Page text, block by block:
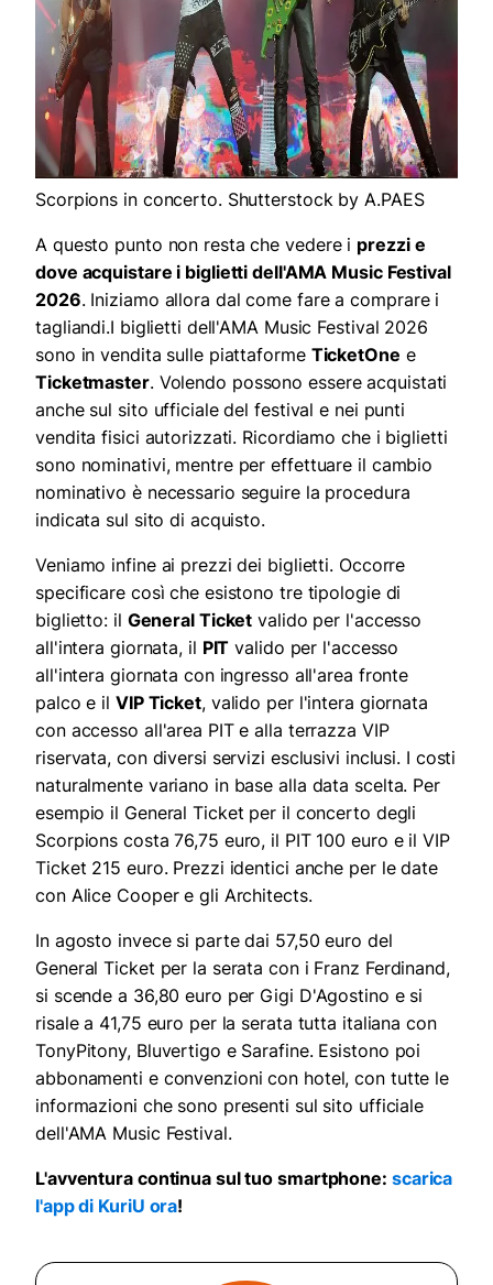
Scorpions in concerto. Shutterstock by A.PAES
A questo punto non resta che vedere i prezzi e
dove acquistare i biglietti dell'AMA Music Festival
2026. Iniziamo allora dal come fare a comprare i
tagliandi.I biglietti dell'AMA Music Festival 2026
sono in vendita sulle piattaforme TicketOne e
Ticketmaster. Volendo possono essere acquistati
anche sul sito ufficiale del festival e nei punti
vendita fisici autorizzati. Ricordiamo che i biglietti
sono nominativi, mentre per effettuare il cambio
nominativo è necessario seguire la procedura
indicata sul sito di acquisto.
Veniamo infine ai prezzi dei biglietti. Occorre
specificare così che esistono tre tipologie di
biglietto: il General Ticket valido per l'accesso
all'intera giornata, il PIT valido per l'accesso
all'intera giornata con ingresso all'area fronte
palco e il VIP Ticket, valido per l'intera giornata
con accesso all'area PIT e alla terrazza VIP
riservata, con diversi servizi esclusivi inclusi. I costi
naturalmente variano in base alla data scelta. Per
esempio il General Ticket per il concerto degli
Scorpions costa 76,75 euro, il PIT 100 euro e il VIP
Ticket 215 euro. Prezzi identici anche per le date
con Alice Cooper e gli Architects.
In agosto invece si parte dai 57,50 euro del
General Ticket per la serata con i Franz Ferdinand,
si scende a 36,80 euro per Gigi D'Agostino e si
risale a 41,75 euro per la serata tutta italiana con
TonyPitony, Bluvertigo e Sarafine. Esistono poi
abbonamenti e convenzioni con hotel, con tutte le
informazioni che sono presenti sul sito ufficiale
dell'AMA Music Festival.
L'avventura continua sul tuo smartphone: scarica
l'app di KuriU ora!